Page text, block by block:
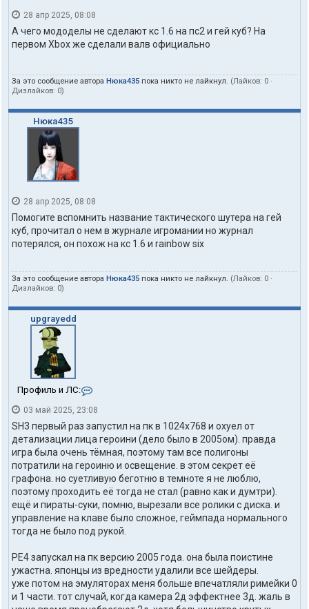
28 апр 2025, 08:08
A чего мододелы не сделают кс 1.6 на пс2 и гей куб? Ha
первом Xbox же сделали валв официально
За это сообщение автора Нюка435 пока никто не лайкнул. (Лайков: 0 ·
Дизлайков: 0)
Нюка435
28 апр 2025, 08:08
Помогите вспомнить название тактического шутера на гей
куб, прочитал о нем в журнале игромании но журнaл
потерялся, он похож на кс 1.6 и rainbow six
За это сообщение автора Нюка435 пока никто не лайкнул. (Лайков: 0 ·
Дизлайков: 0)
upgrayedd
Профиль и ЛС:
н
т
а
к
т
ы
п
о
ь
з
о
а
е
л
я
03 май 2025, 23:08
SH3 первый раз запустил на пк в 1024х768 и охуел от
детализации лица героини (дело было в 2005ом). правда
игра была очень тёмная, поэтому там все полигоны
потратили на героиню и освещение. в этом секрет её
графона. но суетливую беготню в темноте я не люблю,
поэтому проходить её тогда не стал (равно как и думтри).
ещё и пираты-суки, помню, вырезали все ролики с диска. и
управление на клаве было сложное, геймпада нормального
тогда не было под рукой.
РЕ4 запускал на пк версию 2005 года. она была поистине
ужастна. японцы из вредности удалили все шейдеры.
уже потом на эмуляторах меня больше впечатляли римейки 0
и 1 части. тот случай, когда камера 2д эффектнее 3д. жаль в